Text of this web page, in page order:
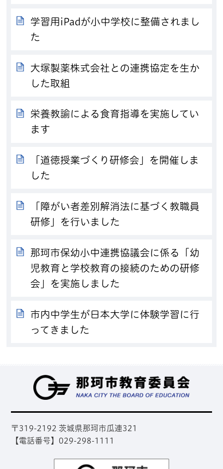
学習用iPadが小中学校に整備されまし
た
大塚製薬株式会社との連携協定を生か
した取組
栄養教諭による食育指導を実施してい
ます
「道徳授業づくり研修会」を開催しま
した
「障がい者差別解消法に基づく教職員
研修」を行いました
那珂市保幼小中連携協議会に係る「幼
児教育と学校教育の接続のための研修
会」を実施しました
市内中学生が日本大学に体験学習に行
ってきました
〒319-2192 茨城県那珂市瓜連321
【電話番号】029-298-1111